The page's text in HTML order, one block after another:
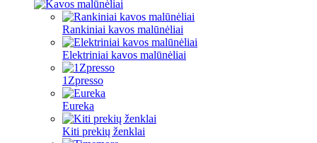
Rankiniai kavos malūnėliai
Elektriniai kavos malūnėliai
1Zpresso
Eureka
Kiti prekių ženklai